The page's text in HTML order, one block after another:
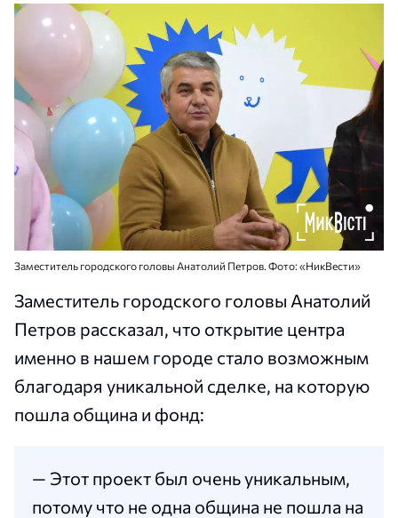
Заместитель городского головы Анатолий Петров. Фото: «НикВести»
Заместитель городского головы Анатолий
Петров рассказал, что открытие центра
именно в нашем городе стало возможным
благодаря уникальной сделке, на которую
пошла община и фонд:
— Этот проект был очень уникальным,
потому что не одна община не пошла на